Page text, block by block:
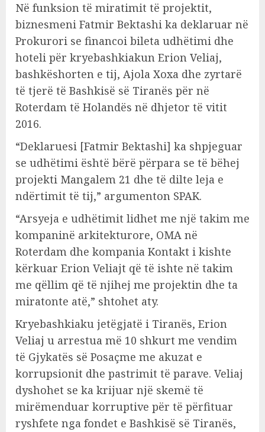
Në funksion të miratimit të projektit,
biznesmeni Fatmir Bektashi ka deklaruar në
Prokurori se financoi bileta udhëtimi dhe
hoteli për kryebashkiakun Erion Veliaj,
bashkëshorten e tij, Ajola Xoxa dhe zyrtarë
të tjerë të Bashkisë së Tiranës për në
Roterdam të Holandës në dhjetor të vitit
2016.
“Deklaruesi [Fatmir Bektashi] ka shpjeguar
se udhëtimi është bërë përpara se të bëhej
projekti Mangalem 21 dhe të dilte leja e
ndërtimit të tij,” argumenton SPAK.
“Arsyeja e udhëtimit lidhet me një takim me
kompaninë arkitekturore, OMA në
Roterdam dhe kompania Kontakt i kishte
kërkuar Erion Veliajt që të ishte në takim
me qëllim që të njihej me projektin dhe ta
miratonte atë,” shtohet aty.
Kryebashkiaku jetëgjatë i Tiranës, Erion
Veliaj u arrestua më 10 shkurt me vendim
të Gjykatës së Posaçme me akuzat e
korrupsionit dhe pastrimit të parave. Veliaj
dyshohet se ka krijuar një skemë të
mirëmenduar korruptive për të përfituar
ryshfete nga fondet e Bashkisë së Tiranës,